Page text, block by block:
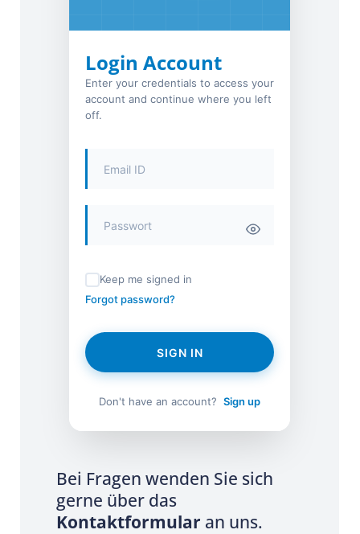
Login Account
Enter your credentials to access your
account and continue where you left
off.
Keep me signed in
Forgot password?
SIGN IN
Don't have an account? Sign up
Bei Fragen wenden Sie sich
gerne über das
Kontaktformular an uns.